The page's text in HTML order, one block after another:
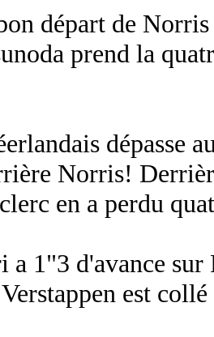
départ de
prend la
dépasse
Norris!
en a perdu
a 1"3 d'avance
est